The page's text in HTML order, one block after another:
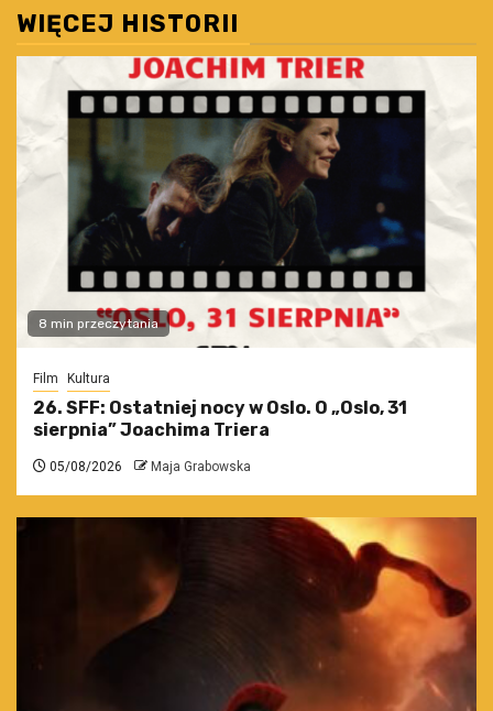
WIĘCEJ HISTORII
8 min przeczytania
Film Kultura
26. SFF: Ostatniej nocy w Oslo. O „Oslo, 31
sierpnia” Joachima Triera
05/08/2026 Maja Grabowska